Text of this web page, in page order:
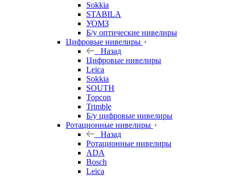
Sokkia
STABILA
УОМЗ
Б/у оптические нивелиры
Цифровые нивелиры
Назад
Цифровые нивелиры
Leica
Sokkia
SOUTH
Topcon
Trimble
Б/у цифровые нивелиры
Ротационные нивелиры
Назад
Ротационные нивелиры
ADA
Bosch
Leica